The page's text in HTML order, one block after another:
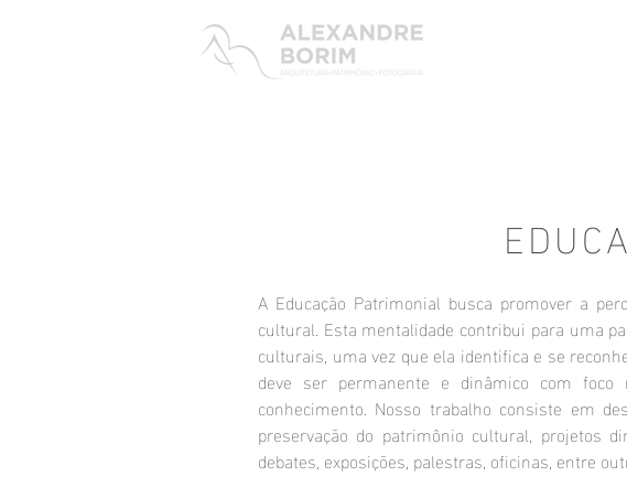
A Educação Patrimonial busca promover a
cultural. Esta mentalidade contribui para uma
culturais, uma vez que ela identifica e se
deve ser permanente e dinâmico com foco
conhecimento. Nosso trabalho consiste em
preservação do patrimônio cultural, projetos
debates, exposições, palestras, oficinas, entre